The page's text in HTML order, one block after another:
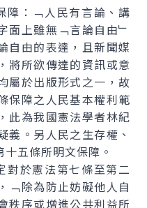
障：﹁人民有言論、講
面上雖無﹁言論自由﹂
自由的表達，且新聞媒
將所欲傳達的資訊或意
屬於出版形式之一，故
保障之人民基本權利範
此為我國憲法學者林紀
義。另人民之生存權、
五條所明文保障。
對於憲法第七條至第二
﹁除為防止妨礙他人自
秩序或增進公共利益所